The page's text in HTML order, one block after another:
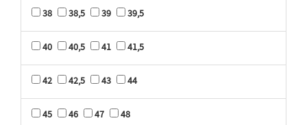
38 38,5 39 39,5
40 40,5 41 41,5
42 42,5 43 44
45 46 47 48